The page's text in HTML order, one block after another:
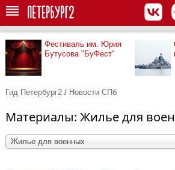
Фестиваль им. Юрия
Бутусова "БуФест"
Гид Петербург2 / Новости СПб
Материалы: Жилье для
Жилье для военных